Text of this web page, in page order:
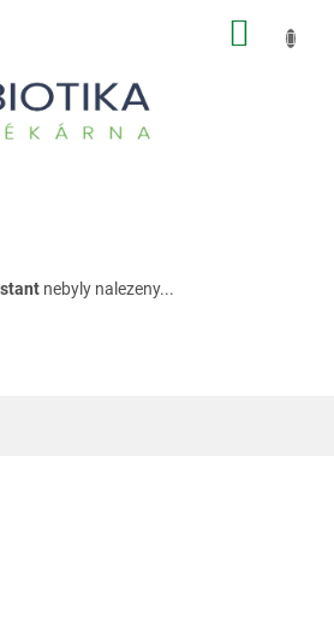
nebyly nalezeny...